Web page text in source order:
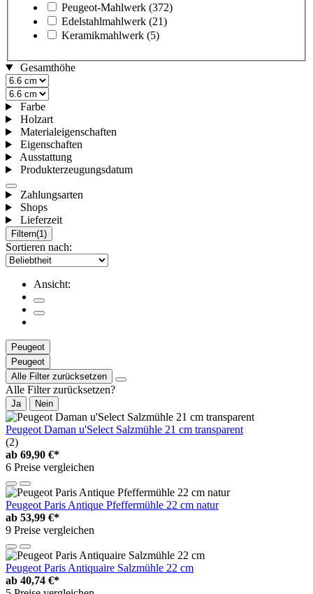
Peugeot-Mahlwerk (372)
Edelstahlmahlwerk (21)
Keramikmahlwerk (5)
Gesamthöhe
Farbe
Holzart
Materialeigenschaften
Eigenschaften
Ausstattung
Produkterzeugungsdatum
Zahlungsarten
Shops
Lieferzeit
Filtern(1)
Sortieren nach:
Ansicht:
Peugeot
Peugeot
Alle Filter zurücksetzen
Alle Filter zurücksetzen?
Ja Nein
Peugeot Daman u'Select Salzmühle 21 cm transparent
(2)
ab 69,90 €*
6 Preise vergleichen
Peugeot Paris Antique Pfeffermühle 22 cm natur
ab 53,99 €*
9 Preise vergleichen
Peugeot Paris Antiquaire Salzmühle 22 cm
ab 40,74 €*